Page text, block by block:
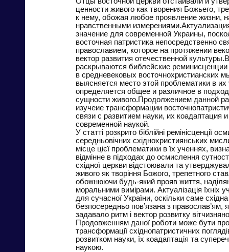
ценности живого как творения Божьего,
к нему, обожая любое проявление жизни,
нравственными
значение для современной Украины,
восточная патристика непосредственно
православием, которое на протяжении
вектор развития отечественной
раскрываются библейские
в средневековых восточнохристианских
выясняется место этой проблематики в их
определяется общее и различное в
сущности живого.Продолжением данной
изучеие трансформации
связи с развитием науки, их коадаптация
современной наукой.
У статті розкрито біблійні ремінісценції
середньовічних східнохристиянських
місце цієї проблематики в їх ученнях,
відмінне в підходах до осмислення
східної церкви відстоювали та
живого як творіння Божого, трепетного
обожнюючи будь-який прояв життя,
моральними вимірами. Актуалізація їхніх
для сучасної України, оскільки саме
безпосередньо пов’язана з православ’ям,
задавало ритм і вектор розвитку
Продовженням даної роботи може бути
трансформації східнопатристичних
розвитком науки, їх коадаптація та
наукою.